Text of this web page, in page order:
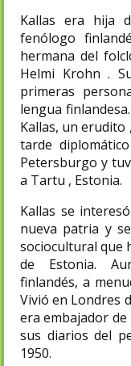
Kallas era hija
fenólogo
hermana del
Helmi Krohn .
primeras
lengua
Kallas, un
tarde
Petersburgo y
a Tartu , Estonia.
Kallas se
nueva patria y
sociocultural que
de Estonia.
finlandés, a
Vivió en Londres
era embajador
sus diarios del
1950.